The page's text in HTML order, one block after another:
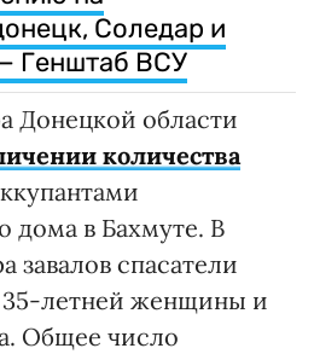
Соледар и
Генштаб ВСУ
Донецкой области
количества
дома в Бахмуте. В
завалов спасатели
летней женщины и
Общее число